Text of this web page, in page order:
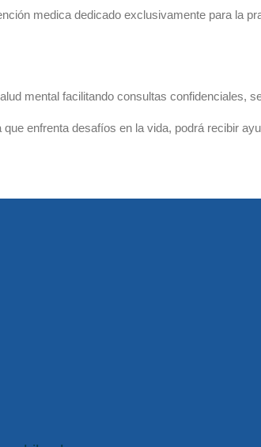
medica dedicado exclusivamente para la
mental facilitando consultas confidenciales,
enfrenta desafíos en la vida, podrá recibir